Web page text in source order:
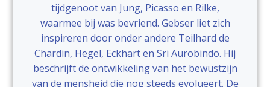
tijdgenoot van Jung, Picasso en Rilke,
waarmee bij was bevriend. Gebser liet zich
inspireren door onder andere Teilhard de
Chardin, Hegel, Eckhart en Sri Aurobindo. Hij
beschrijft de ontwikkeling van het bewustzijn
van de mensheid die nog steeds evolueert. De